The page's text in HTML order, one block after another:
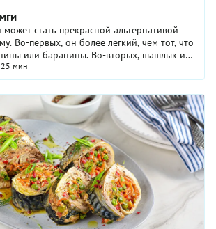
стать прекрасной альтернативой
Во-первых, он более легкий, чем тот, что
или баранины. Во-вторых, шашлык из
полезнее. И, ...
25 мин